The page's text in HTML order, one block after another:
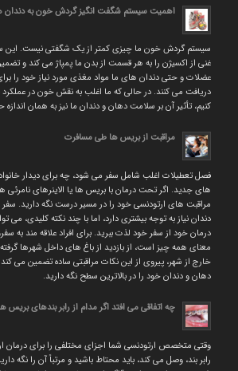
اهمیت سیستم شگفت انگیز گردش خون به دندان
سیستم گردش خون ما چیزی کمتر از یک شگفتی نیست. این
غنی از اکسیژن را به هر قسمت از بدن ما پمپاژ می کند و
عضلات و حتی دندان های ما مواد مغذی مورد نیاز خود را
دریافت می کنند. در حالی که ما اغلب به نقش خون در
کنیم، تأثیر آن بر سلامت دهان و دندان ما نیز به همان
مراقبت از بریس ها طی مسافرت
فصل تعطیلات اغلب شامل سفر می شود، چه برای دیدار
های جدید. اگر تحت درمان با بریس ها یا الاینرهای
مراقبت های ارتودنسی خود را در مسیر درست نگه دارید. سفر
دندان نیاز به توجه بیشتری دارد، اما با چند نکته کلیدی، می
درمان خود از سفر خود لذت ببرید. برای افراد علاقه مند به
معنای همه چیز است، از بازدید از باغ های داخل شهرها
خارج از شهر، پیروی از این نکات مراقبتی ساده تضمین می
دهان و دندان خود را در بالاترین سطح نگه دارید.
چه اتفاقی می افتد اگر مدام از رابر بندهای بریس
وقتی متخصص ارتودنسی شما اجزای مختلفی را برای درمان
رابر بند، وصل می کند، باید محتاط باشید و مرتباً آن را نگه